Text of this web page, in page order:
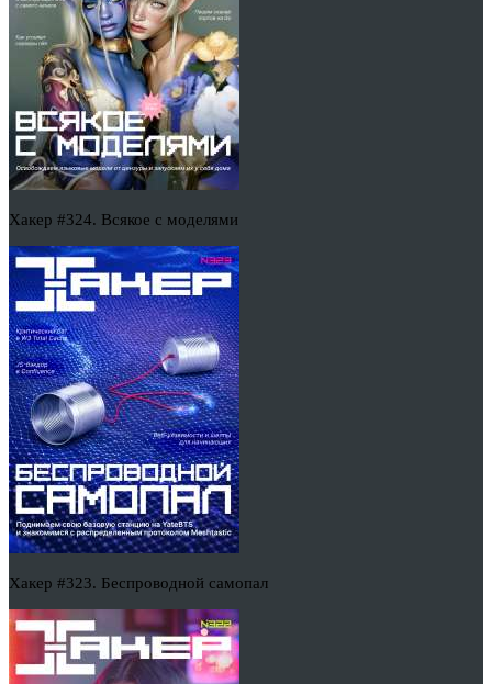
Хакер #324. Всякое с моделями
Хакер #323. Беспроводной самопал